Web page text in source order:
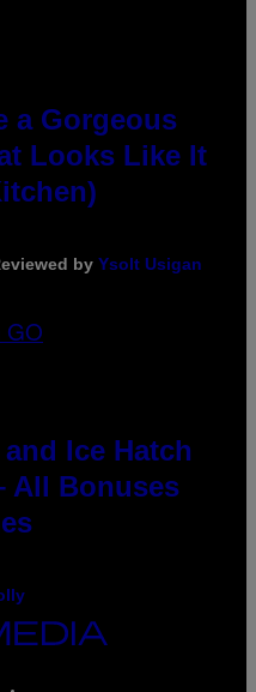
a Gorgeous
Looks Like It
by Ysolt Usigan
Ice Hatch
All Bonuses